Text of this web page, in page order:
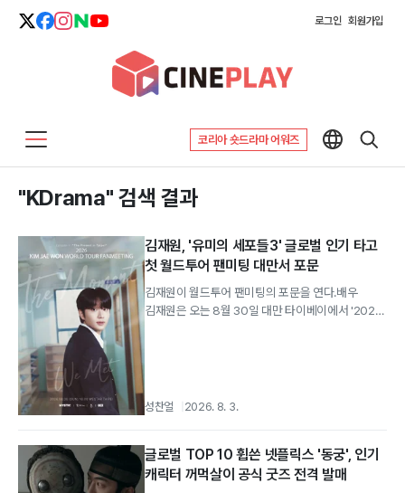
로그인 회원가입
코리아 숏드라마 어워즈
"KDrama" 검색 결과
김재원, '유미의 세포들3' 글로벌 인기 타고
첫 월드투어 팬미팅 대만서 포문
김재원이 월드투어 팬미팅의 포문을 연다.배우
김재원은 오는 8월 30일 대만 타이베이에서 '2026
성찬얼 2026. 8. 3.
글로벌 TOP 10 휩쓴 넷플릭스 '동궁', 인기
캐릭터 꺼먹살이 공식 굿즈 전격 발매